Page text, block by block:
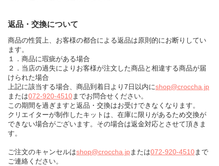
返品・交換について
商品の性質上、お客様の都合による返品は原則的にお断りしてい
ます。
１．商品に瑕疵がある場合
２．当店の過失によりお客様が注文した商品と相違する商品が届
けられた場合
上記に該当する場合、商品到着日より7日以内にshop@croccha.jp
または072-920-4510までお問合せください。
この期間を過ぎますと返品・交換はお受けできなくなります。
クリエイターが制作したキットは、在庫に限りがあるため交換が
できない場合がございます。その場合は返金対応とさせて頂きま
す。
ご注文のキャンセルはshop@croccha.jpまたは072-920-4510まで
ご連絡ください。